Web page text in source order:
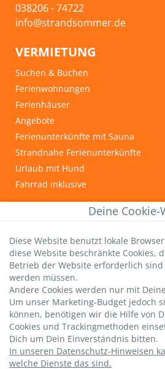
Deine Cookie-
Diese Website benutzt lokale
diese Website beschränkte Cookies,
Betrieb der Website erforderlich
werden müssen.
Andere Cookies werden nur mit
Um unser Marketing-Budget jedoch
können, benötigen wir die Hilfe von
Cookies und Trackingmethoden
Dich um Dein Einverständnis bitten.
In unseren Datenschutz-Hinweisen
welche Dienste das sind.
038206 - 74722
info@strandsommer.de
VERMIETUNG
Suchen & Buchen
Ferienwohnungen
Ferienhäuser
Angebote
Ferienunterkünfte mit Sauna
Strandnahe Ferienunterkünfte
Urlaub mit Hund
Fahrrad inklusive
INFOS & TIPPS
Wichtige Gästeinfos
Infos zur Kurtaxe
Hundestrände
DTV-Sterne
strandsommer-Bewertung
Livebild Seebrücke
Datenschutz|AGBs